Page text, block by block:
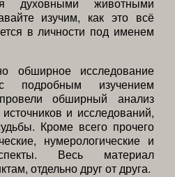
изучим, как это всё
в личности под именем
обширное исследование
изучением
обширный анализ
и исследований,
Кроме всего прочего
нумерологические и
Весь материал
отдельно друг от друга.